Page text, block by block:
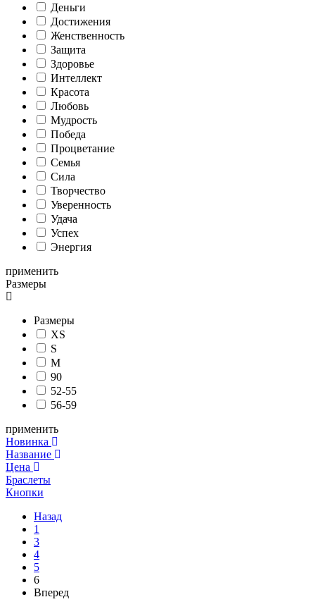
Деньги
Достижения
Женственность
Защита
Здоровье
Интеллект
Красота
Любовь
Мудрость
Победа
Процветание
Семья
Сила
Творчество
Уверенность
Удача
Успех
Энергия
применить
Размеры
Размеры
XS
S
M
90
52-55
56-59
применить
Новинка
Название
Цена
Браслеты
Кнопки
Назад
1
3
4
5
6
Вперед